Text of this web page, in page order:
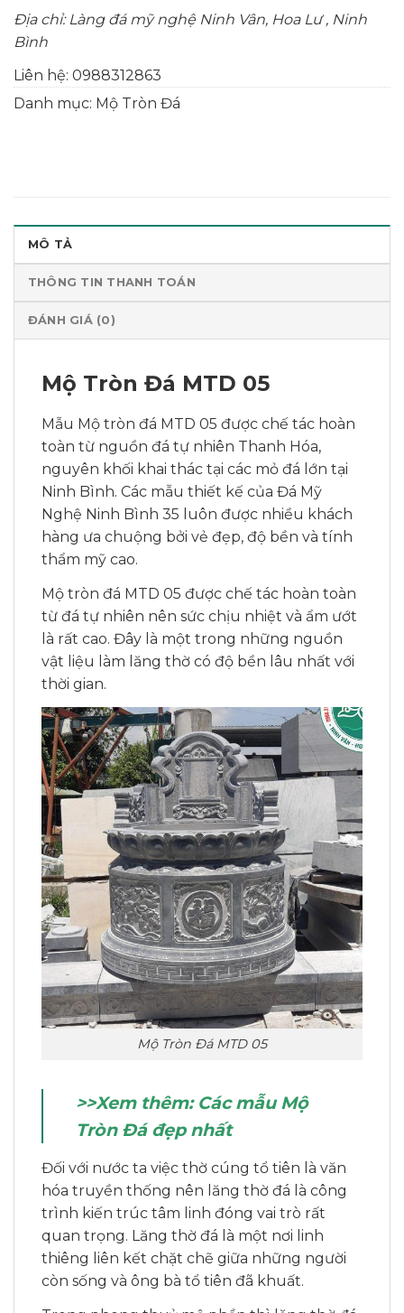
Địa chỉ: Làng đá mỹ nghệ Ninh Vân, Hoa Lư , Ninh
Bình
Liên hệ: 0988312863
Danh mục: Mộ Tròn Đá
MÔ TẢ
THÔNG TIN THANH TOÁN
ĐÁNH GIÁ (0)
Mộ Tròn Đá MTD 05
Mẫu Mộ tròn đá MTD 05 được chế tác hoàn
toàn từ nguồn đá tự nhiên Thanh Hóa,
nguyên khối khai thác tại các mỏ đá lớn tại
Ninh Bình. Các mẫu thiết kế của Đá Mỹ
Nghệ Ninh Bình 35 luôn được nhiều khách
hàng ưa chuộng bởi vẻ đẹp, độ bền và tính
thẩm mỹ cao.
Mộ tròn đá MTD 05 được chế tác hoàn toàn
từ đá tự nhiên nên sức chịu nhiệt và ẩm ướt
là rất cao. Đây là một trong những nguồn
vật liệu làm lăng thờ có độ bền lâu nhất với
thời gian.
Mộ Tròn Đá MTD 05
>>Xem thêm: Các mẫu Mộ
Tròn Đá đẹp nhất
Đối với nước ta việc thờ cúng tổ tiên là văn
hóa truyền thống nên lăng thờ đá là công
trình kiến trúc tâm linh đóng vai trò rất
quan trọng. Lăng thờ đá là một nơi linh
thiêng liên kết chặt chẽ giữa những người
còn sống và ông bà tổ tiên đã khuất.